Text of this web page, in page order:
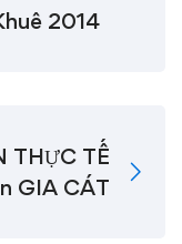
2014
THỰC TẾ
GIA CÁT